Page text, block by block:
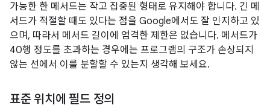
가능한 한 메서드는 작고 집중된 형태로 유지해야 합니다. 긴 메
서드가 적절할 때도 있다는 점을 Google에서도 잘 인지하고 있
으며, 따라서 메서드 길이에 엄격한 제한은 없습니다. 메서드가
40행 정도를 초과하는 경우에는 프로그램의 구조가 손상되지
않는 선에서 이를 분할할 수 있는지 생각해 보세요.
표준 위치에 필드 정의